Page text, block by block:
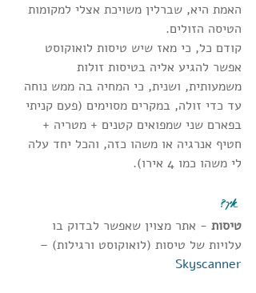
האמת היא, שברלין משויכת אצלי למקומות
הטיסה הזולים.
קודם כל, כי מאז שיש טיסות לואוקוסט
אפשר להגיע אליה בטיסות זולות
משמעותית, ושנית, כי המחיה בה ממש נוחה
עד כדי זולה, במקרים מסוימים (פעם קניתי
בפארם שני שמפואים קטנים + מטריה +
חטיף אנרגיה או משהו כזה, והכל יחד עלה
לי משהו כמו 4 אירו).
טיסות - אתר מצוין שאפשר לבדוק בו
עלויות של טיסות (לואוקוסט ורגילות) –
Skyscanner